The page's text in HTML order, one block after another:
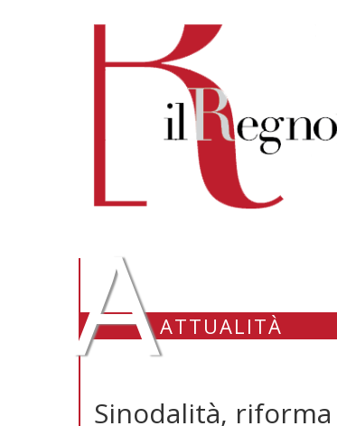
AATTUALITÀ
Sinodalità,